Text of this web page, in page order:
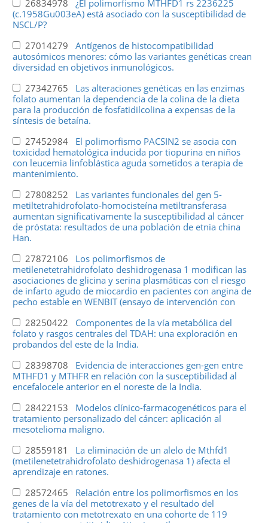
26834978 ¿El polimorfismo MTHFD1 rs 2236225
(c.1958Gu003eA) está asociado con la susceptibilidad de
NSCL/P?
27014279 Antígenos de histocompatibilidad
autosómicos menores: cómo las variantes genéticas crean
diversidad en objetivos inmunológicos.
27342765 Las alteraciones genéticas en las enzimas
folato aumentan la dependencia de la colina de la dieta
para la producción de fosfatidilcolina a expensas de la
síntesis de betaína.
27452984 El polimorfismo PACSIN2 se asocia con
toxicidad hematológica inducida por tiopurina en niños
con leucemia linfoblástica aguda sometidos a terapia de
mantenimiento.
27808252 Las variantes funcionales del gen 5-
metiltetrahidrofolato-homocisteína metiltransferasa
aumentan significativamente la susceptibilidad al cáncer
de próstata: resultados de una población de etnia china
Han.
27872106 Los polimorfismos de
metilenetetrahidrofolato deshidrogenasa 1 modifican las
asociaciones de glicina y serina plasmáticas con el riesgo
de infarto agudo de miocardio en pacientes con angina de
pecho estable en WENBIT (ensayo de intervención con
28250422 Componentes de la vía metabólica del
folato y rasgos centrales del TDAH: una exploración en
probandos del este de la India.
28398708 Evidencia de interacciones gen-gen entre
MTHFD1 y MTHFR en relación con la susceptibilidad al
encefalocele anterior en el noreste de la India.
28422153 Modelos clínico-farmacogenéticos para el
tratamiento personalizado del cáncer: aplicación al
mesotelioma maligno.
28559181 La eliminación de un alelo de Mthfd1
(metilenetetrahidrofolato deshidrogenasa 1) afecta el
aprendizaje en ratones.
28572465 Relación entre los polimorfismos en los
genes de la vía del metotrexato y el resultado del
tratamiento con metotrexato en una cohorte de 119